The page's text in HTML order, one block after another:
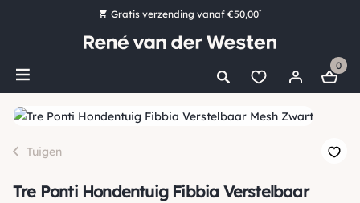
Gratis verzending vanaf €50,00*
Bestel nu, betaal later met Klarna
Ruim 16.000 artikelen op voorraad
0
Tuigen
Tre Ponti Hondentuig Fibbia Verstelbaar